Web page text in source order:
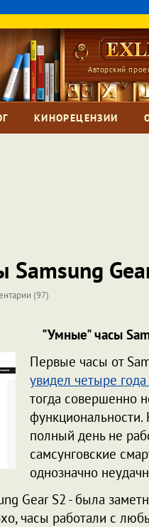
Авторский
КИНОРЕЦЕНЗИИ
Samsung
(97)
"Умные" часы
Первые часы от
увидел четыре
тогда совершенно
функциональности.
полный день не
самсунговские
однозначно
Gear S2 - была
часы работали с